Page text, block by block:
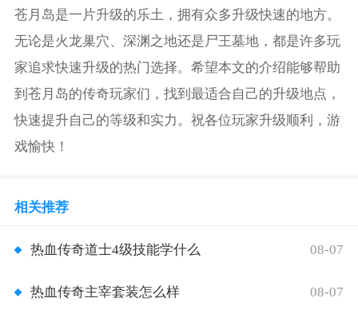
苍月岛是一片升级的乐土，拥有众多升级快速的地方。
无论是火龙巢穴、深渊之地还是尸王墓地，都是许多玩
家追求快速升级的热门选择。希望本文的介绍能够帮助
到苍月岛的传奇玩家们，找到最适合自己的升级地点，
快速提升自己的等级和实力。祝各位玩家升级顺利，游
戏愉快！
相关推荐
热血传奇道士4级技能学什么 08-07
热血传奇主宰套装怎么样 08-07